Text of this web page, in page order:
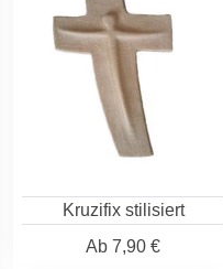
Kruzifix stilisiert
Ab 7,90 €